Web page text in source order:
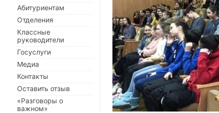
Абитуриентам
Отделения
Классные
руководители
Госуслуги
Медиа
Контакты
Оставить отзыв
«Разговоры о
важном»